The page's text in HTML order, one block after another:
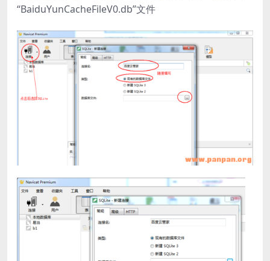
“BaiduYunCacheFileV0.db”文件